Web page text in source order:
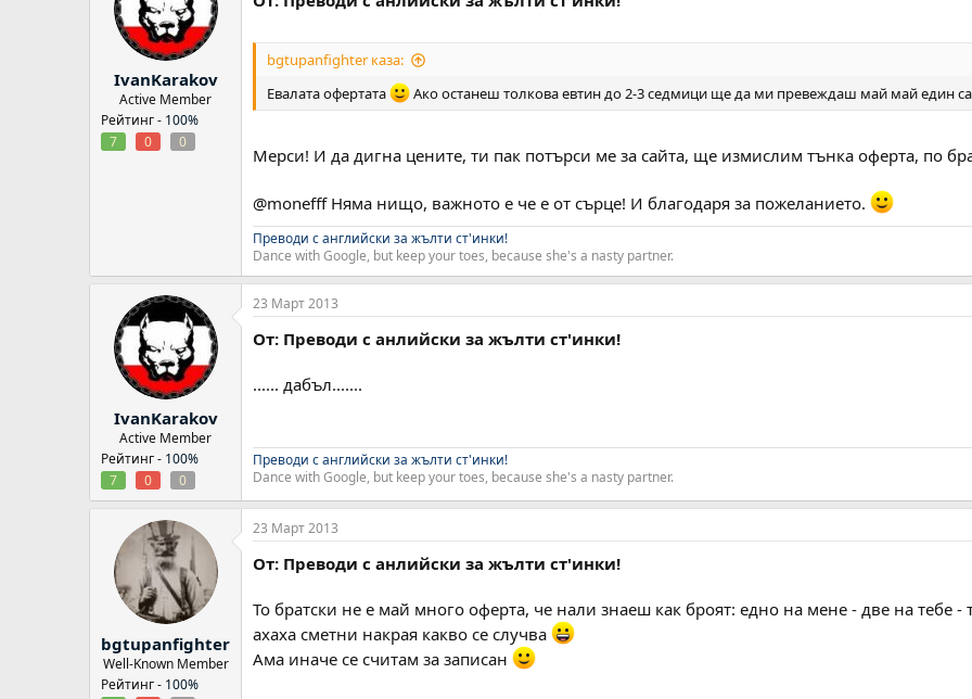
IvanKarakov
Active Member
Рейтинг - 100%
7
0 0
bgtupanfighter каза:
Евалата офертата
Ако останеш толкова евтин до 2-3 седмици ще да ми превеждаш май май един
Мерси! И да дигна цените, ти пак потърси ме за сайта, ще измислим тънка оферта, по
@monefff Няма нищо, важното е че е от сърце! И благодаря за пожеланието.
Преводи с английски за жълти ст'инки!
Dance with Google, but keep your toes, because she's a nasty partner.
IvanKarakov
Active Member
Рейтинг - 100%
7
0 0
23 Март 2013
От: Преводи с анлийски за жълти ст'инки!
...... дабъл.......
Преводи с английски за жълти ст'инки!
Dance with Google, but keep your toes, because she's a nasty partner.
bgtupanfighter
Well-Known Member
Рейтинг - 100%
23 Март 2013
От: Преводи с анлийски за жълти ст'инки!
То братски не е май много оферта, че нали знаеш как броят: едно на мене - две на тебе
ахаха сметни накрая какво се случва
Ама иначе се считам за записан